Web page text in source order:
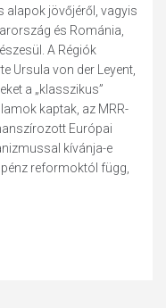
alapok jövőjéről, vagyis
és Románia,
A Régiók
Ursula von der Leyent,
a „klasszikus”
kaptak, az MRR-
Európai
kívánja-e
reformoktól függ,